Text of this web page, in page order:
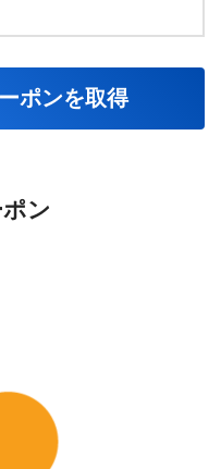
ポンを取得
ン